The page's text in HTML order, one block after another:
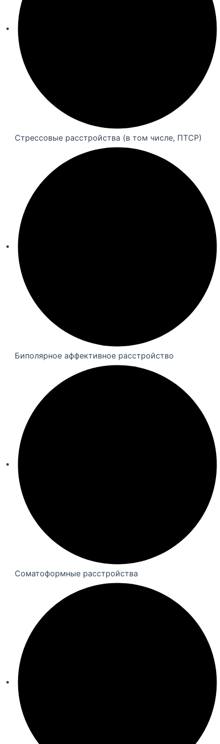
Стрессовые расстройства (в том числе, ПТСР)
Биполярное аффективное расстройство
Соматоформные расстройства